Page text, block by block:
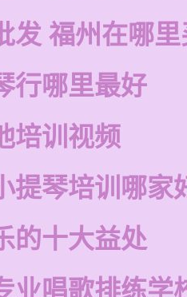
发 福州在哪
行哪里最好
培训视频
提琴培训哪家
的十大益处
业唱歌排练学